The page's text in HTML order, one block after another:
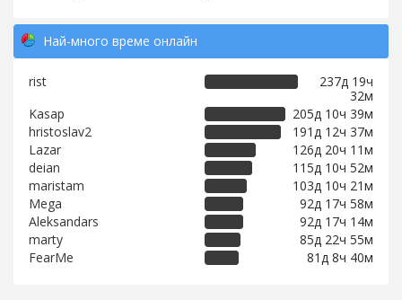
Най-много време онлайн
rist
237д 19ч
32м
Kasap
205д 10ч 39м
hristoslav2
191д 12ч 37м
Lazar
126д 20ч 11м
deian
115д 10ч 52м
maristam
103д 10ч 21м
Mega
92д 17ч 58м
Aleksandars
92д 17ч 14м
marty
85д 22ч 55м
FearMe
81д 8ч 40м